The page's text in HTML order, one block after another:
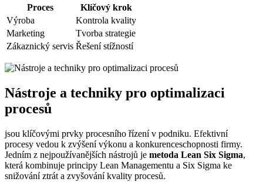
Proces
Klíčový krok
Výroba
Kontrola kvality
Marketing
Tvorba strategie
Zákaznický servis Řešení stížností
Nástroje a techniky pro optimalizaci
procesů
jsou klíčovými prvky procesního řízení v podniku. Efektivní
procesy vedou k zvýšení výkonu a konkurenceschopnosti firmy.
Jedním z nejpoužívanějších nástrojů je metoda Lean Six Sigma,
která kombinuje principy Lean Managementu a Six Sigma ke
snižování ztrát a zvyšování kvality procesů.